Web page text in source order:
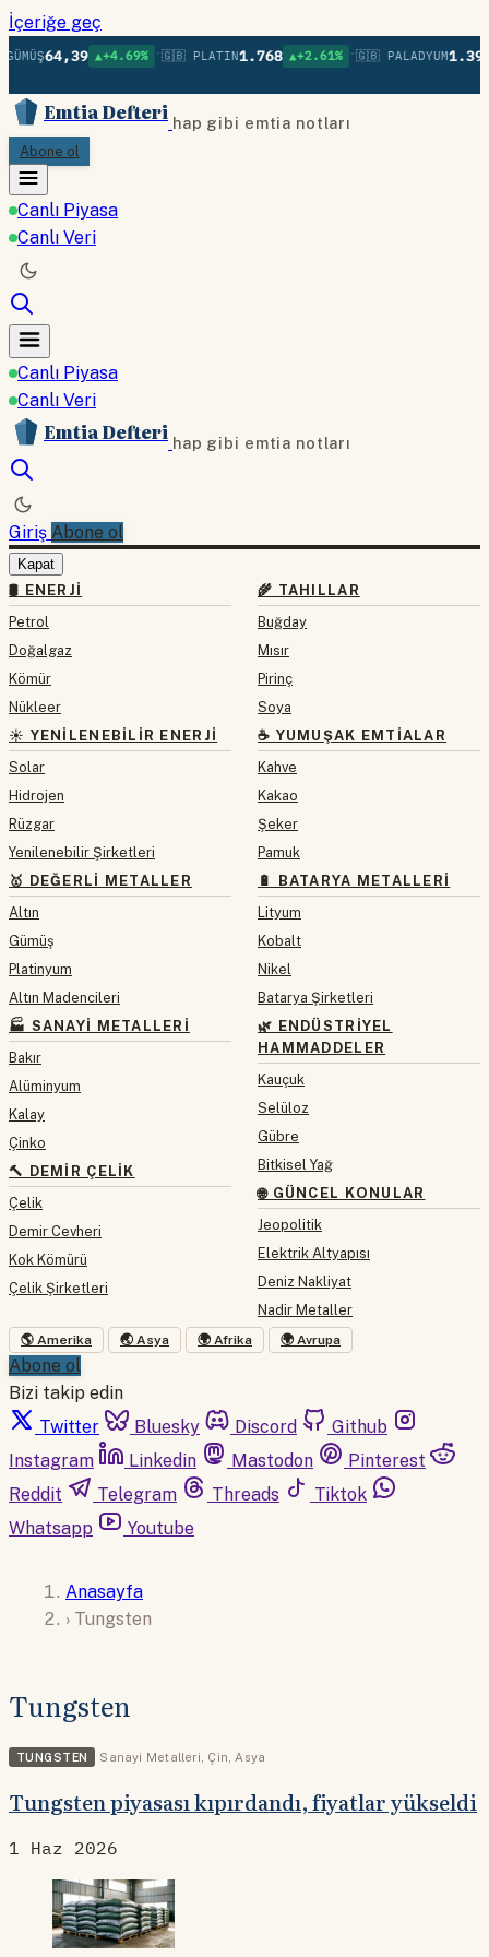
İçeriğe geç
64,39 ▲+4.69% • 🇬🇧 PLATIN1.768 ▲+2.61% • 🇬🇧 PALADYUM1.398
Emtia Defteri hap gibi emtia notları
Abone ol
Canlı Piyasa
Canlı Veri
Canlı Piyasa
Canlı Veri
Emtia Defteri hap gibi emtia notları
Giriş Abone ol
Kapat
🛢 ENERJI
Petrol
Doğalgaz
Kömür
Nükleer
☀️ YENILENEBILIR ENERJI
Solar
Hidrojen
Rüzgar
Yenilenebilir Şirketleri
🥇 DEĞERLI METALLER
Altın
Gümüş
Platinyum
Altın Madencileri
🏭 SANAYI METALLERI
Bakır
Alüminyum
Kalay
Çinko
🔨 DEMIR ÇELIK
Çelik
Demir Cevheri
Kok Kömürü
Çelik Şirketleri
🌾 TAHILLAR
Buğday
Mısır
Pirinç
Soya
☕ YUMUŞAK EMTIALAR
Kahve
Kakao
Şeker
Pamuk
🔋 BATARYA METALLERI
Lityum
Kobalt
Nikel
Batarya Şirketleri
🌿 ENDÜSTRIYEL
HAMMADDELER
Kauçuk
Selüloz
Gübre
Bitkisel Yağ
🌐 GÜNCEL KONULAR
Jeopolitik
Elektrik Altyapısı
Deniz Nakliyat
Nadir Metaller
🌎 Amerika 🌏 Asya 🌍 Afrika 🌍 Avrupa
Abone ol
Bizi takip edin
Twitter
Bluesky Discord
Github
Instagram
Linkedin Mastodon
Pinterest
Reddit
Telegram Threads
Tiktok
Whatsapp
Youtube
Anasayfa
› Tungsten
Tungsten
TUNGSTEN Sanayi Metalleri, Çin,Asya
Tungsten piyasası kıpırdandı, fiyatlar yükseldi
1 Haz 2026